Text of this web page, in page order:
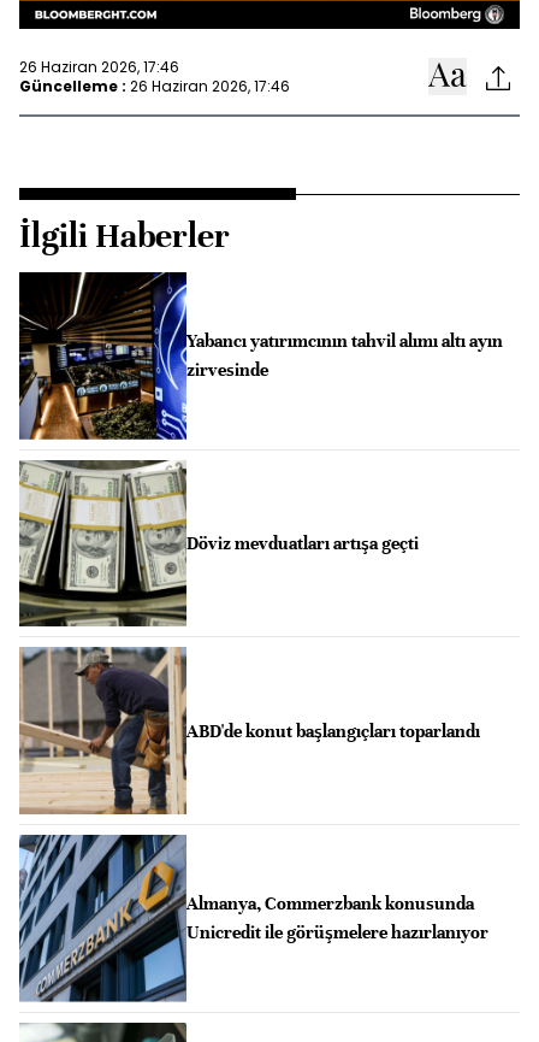
26 Haziran 2026, 17:46
Güncelleme : 26 Haziran 2026, 17:46
İlgili Haberler
Yabancı yatırımcının tahvil alımı altı ayın
zirvesinde
Döviz mevduatları artışa geçti
ABD'de konut başlangıçları toparlandı
Almanya, Commerzbank konusunda
Unicredit ile görüşmelere hazırlanıyor